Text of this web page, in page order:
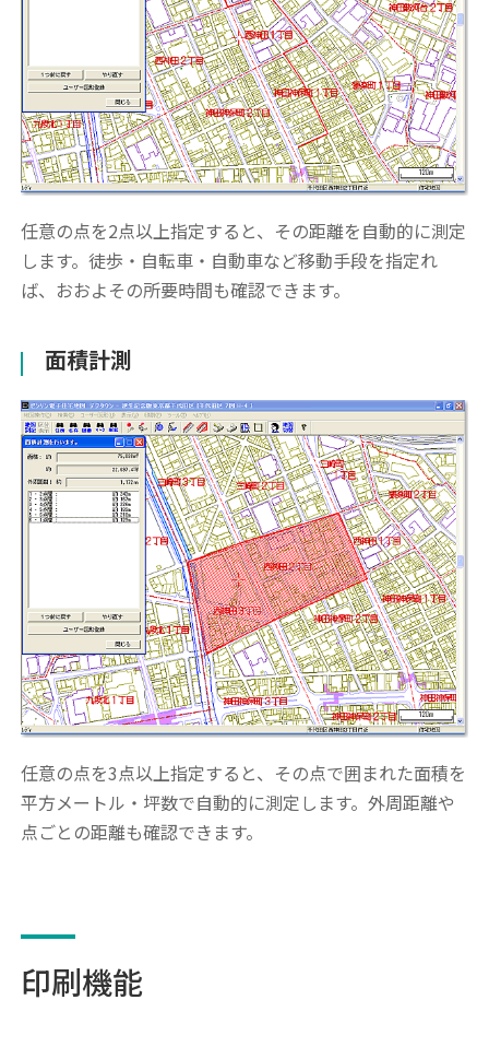
任意の点を2点以上指定すると、その距離を自動的に測定
します。徒歩・自転車・自動車など移動手段を指定れ
ば、おおよその所要時間も確認できます。
面積計測
任意の点を3点以上指定すると、その点で囲まれた面積を
平方メートル・坪数で自動的に測定します。外周距離や
点ごとの距離も確認できます。
印刷機能